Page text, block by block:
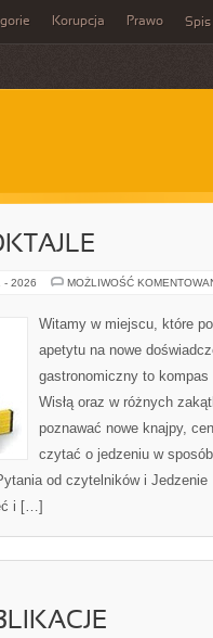
Korupcja Prawo Spis
- 2026 MOŻLIWOŚĆ
Witamy w miejscu, które
apetytu na nowe
gastronomiczny to
Wisłą oraz w różnych
poznawać nowe knajpy,
czytać o jedzeniu w
od czytelników i Jedzenie
i […]